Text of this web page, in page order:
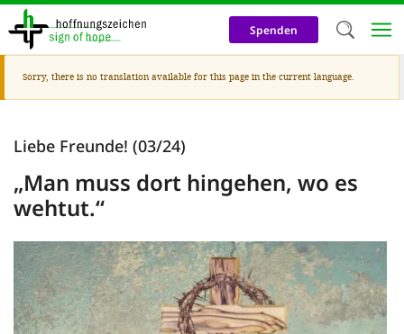
Skip
content
Spenden
Warning
message
Sorry, there is no translation available for this page in the current language.
Liebe Freunde! (03/24)
„Man muss dort hingehen, wo es
wehtut.“
cookies,
cookies
and
purposes.